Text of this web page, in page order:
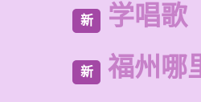
新 学唱歌
新 福州哪